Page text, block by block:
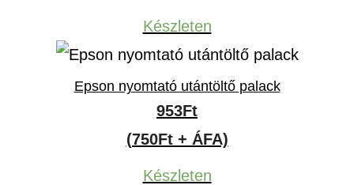
Készleten
Epson nyomtató utántöltő palack
953Ft
(750Ft + ÁFA)
Készleten